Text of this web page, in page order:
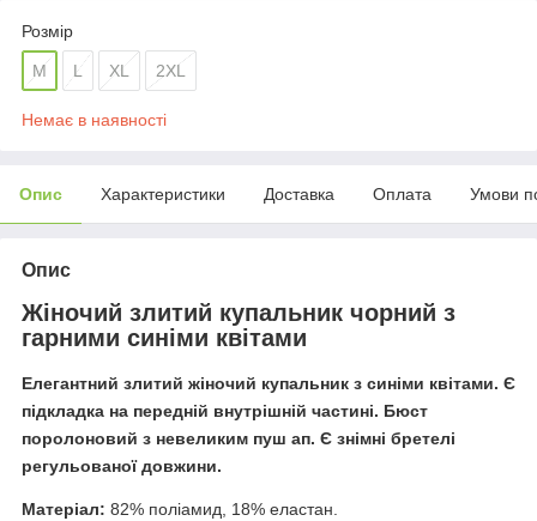
Розмір
M L XL 2XL
Немає в наявності
Опис Характеристики Доставка Оплата Умови
Опис
Жіночий злитий купальник чорний з
гарними синіми квітами
Елегантний злитий жіночий купальник з синіми квітами. Є
підкладка на передній внутрішній частині. Бюст
поролоновий з невеликим пуш ап. Є знімні бретелі
регульованої довжини.
Матеріал: 82% поліамид, 18% еластан.